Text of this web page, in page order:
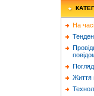
На часі
Погляд
Життя